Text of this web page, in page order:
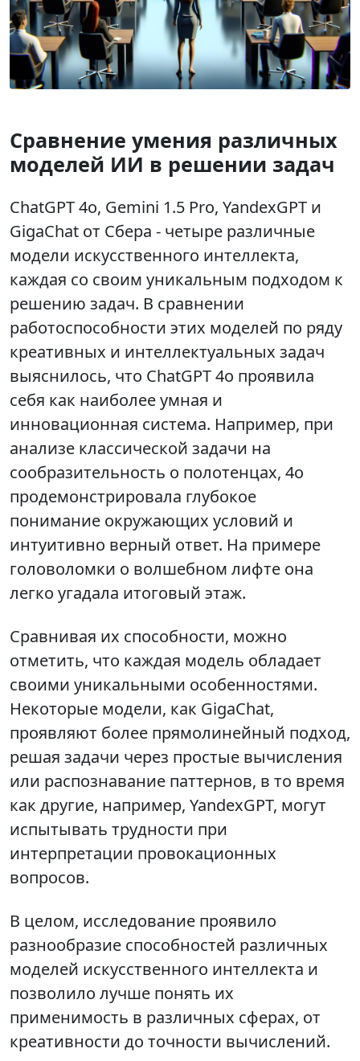
Сравнение умения различных
моделей ИИ в решении задач
ChatGPT 4o, Gemini 1.5 Pro, YandexGPT и
GigaChat от Сбера - четыре различные
модели искусственного интеллекта,
каждая со своим уникальным подходом к
решению задач. В сравнении
работоспособности этих моделей по ряду
креативных и интеллектуальных задач
выяснилось, что ChatGPT 4o проявила
себя как наиболее умная и
инновационная система. Например, при
анализе классической задачи на
сообразительность о полотенцах, 4o
продемонстрировала глубокое
понимание окружающих условий и
интуитивно верный ответ. На примере
головоломки о волшебном лифте она
легко угадала итоговый этаж.
Сравнивая их способности, можно
отметить, что каждая модель обладает
своими уникальными особенностями.
Некоторые модели, как GigaChat,
проявляют более прямолинейный подход,
решая задачи через простые вычисления
или распознавание паттернов, в то время
как другие, например, YandexGPT, могут
испытывать трудности при
интерпретации провокационных
вопросов.
В целом, исследование проявило
разнообразие способностей различных
моделей искусственного интеллекта и
позволило лучше понять их
применимость в различных сферах, от
креативности до точности вычислений.